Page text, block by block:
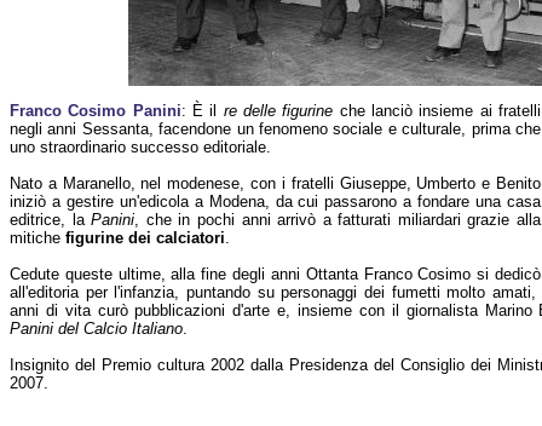
Franco Cosimo Panini: È il re delle figurine che lanciò insieme ai fratelli
negli anni Sessanta, facendone un fenomeno sociale e culturale, prima che
uno straordinario successo editoriale.
Nato a Maranello, nel modenese, con i fratelli Giuseppe, Umberto e Benito
iniziò a gestire un'edicola a Modena, da cui passarono a fondare una casa
editrice, laPanini, che in pochi anni arrivò a fatturati miliardari grazie alla
mitiche figurine dei calciatori.
Cedute queste ultime, alla fine degli anni Ottanta Franco Cosimo si dedicò
all'editoria per l'infanzia, puntando su personaggi dei fumetti molto
anni di vita curò pubblicazioni d'arte e, insieme con il giornalista
Panini del Calcio Italiano.
Insignito del Premio cultura 2002 dalla Presidenza del Consiglio dei
2007.